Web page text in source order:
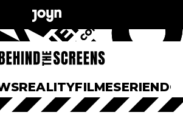
REALITYFILMESERIEN